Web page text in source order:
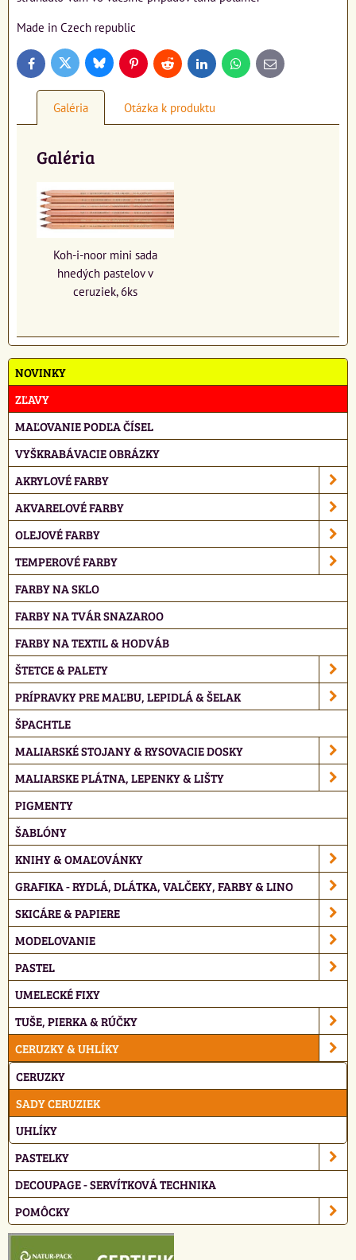
Made in Czech republic
FacebookTwitter BlueskyPinterestReddit LinkedInWhatsApp
E-
mail
Galéria Otázka k produktu
Galéria
Koh-i-noor mini sada
hnedých pastelov v
ceruziek, 6ks
NOVINKY
ZĽAVY
MAĽOVANIE PODĽA ČÍSEL
VYŠKRABÁVACIE OBRÁZKY
AKRYLOVÉ FARBY
AKVARELOVÉ FARBY
OLEJOVÉ FARBY
TEMPEROVÉ FARBY
FARBY NA SKLO
FARBY NA TVÁR SNAZAROO
FARBY NA TEXTIL & HODVÁB
ŠTETCE & PALETY
PRÍPRAVKY PRE MAĽBU, LEPIDLÁ & ŠELAK
ŠPACHTLE
MALIARSKÉ STOJANY & RYSOVACIE DOSKY
MALIARSKE PLÁTNA, LEPENKY & LIŠTY
PIGMENTY
ŠABLÓNY
KNIHY & OMAĽOVÁNKY
GRAFIKA - RYDLÁ, DLÁTKA, VALČEKY, FARBY & LINO
SKICÁRE & PAPIERE
MODELOVANIE
PASTEL
UMELECKÉ FIXY
TUŠE, PIERKA & RÚČKY
CERUZKY & UHLÍKY
CERUZKY
SADY CERUZIEK
UHLÍKY
PASTELKY
DECOUPAGE - SERVÍTKOVÁ TECHNIKA
POMÔCKY